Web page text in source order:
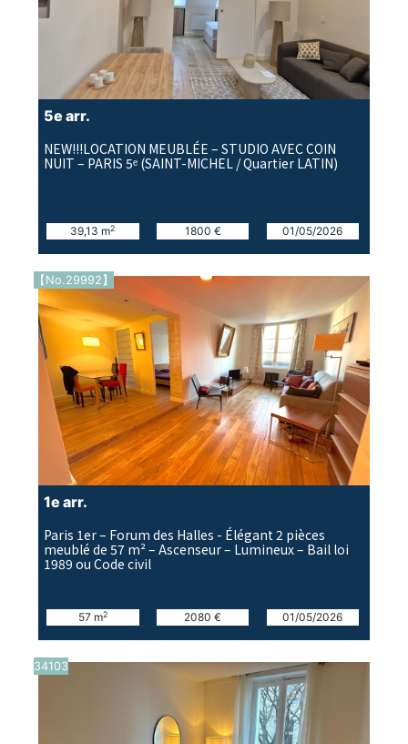
5e arr.
NEW!!!LOCATION MEUBLÉE – STUDIO AVEC COIN
NUIT – PARIS 5ᵉ (SAINT-MICHEL / Quartier LATIN)
39,13 m2 1800 € 01/05/2026
【No.29992】
1e arr.
Paris 1er – Forum des Halles - Élégant 2 pièces
meublé de 57 m² – Ascenseur – Lumineux – Bail loi
1989 ou Code civil
57 m2 2080 € 01/05/2026
34103